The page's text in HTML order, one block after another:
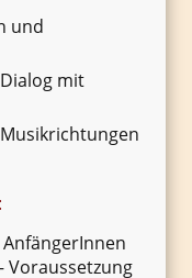
und
mit
Voraussetzung